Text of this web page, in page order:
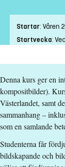
Startar: Våren
Startvecka:
Ort:
Studietakt:
Nivå:Grundnivå
Studieform:
Antal
Anmälningskod
Denna kurs ger en
kompositbilder).
Västerlandet, samt
sammanhang –
som en samlande
Studenterna får
bildskapande och